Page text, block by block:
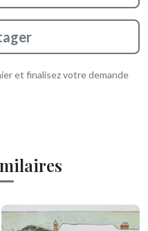
et finalisez votre demande